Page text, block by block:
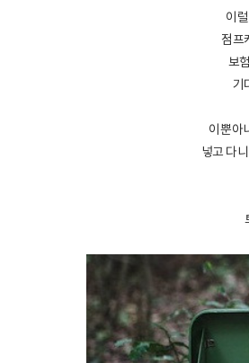
이
점프
보
기
이뿐아
넣고 다